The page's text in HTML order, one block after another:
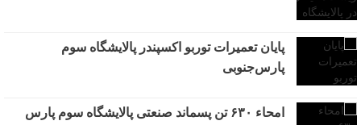
پایان تعمیرات توربو اکسپندر پالایشگاه سوم
پارس‌جنوبی
امحاء ۶۳۰ تن پسماند صنعتی پالایشگاه سوم پارس